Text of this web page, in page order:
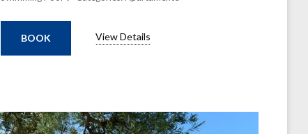
View Details
BOOK